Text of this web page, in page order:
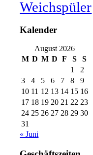
Weichspüler
Kalender
August 2026
M D M D F S
S
1
2
3
4 5 6 7 8
9
10 11 12 13 14 15 16
17 18 19 20 21 22 23
24 25 26 27 28 29 30
31
« Juni